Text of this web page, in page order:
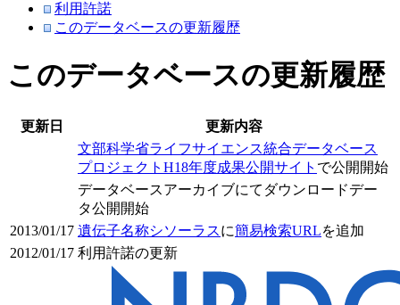
利用許諾
このデータベースの更新履歴
このデータベースの更新履歴
更新日
更新内容
文部科学省ライフサイエンス統合データベース
プロジェクトH18年度成果公開サイト で公開開始
データベースアーカイブにてダウンロードデー
タ公開開始
2013/01/17 遺伝子名称シソーラスに簡易検索URLを追加
2012/01/17 利用許諾の更新